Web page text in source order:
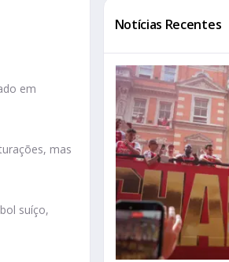
em
mas
suíço,
Notícias Recentes